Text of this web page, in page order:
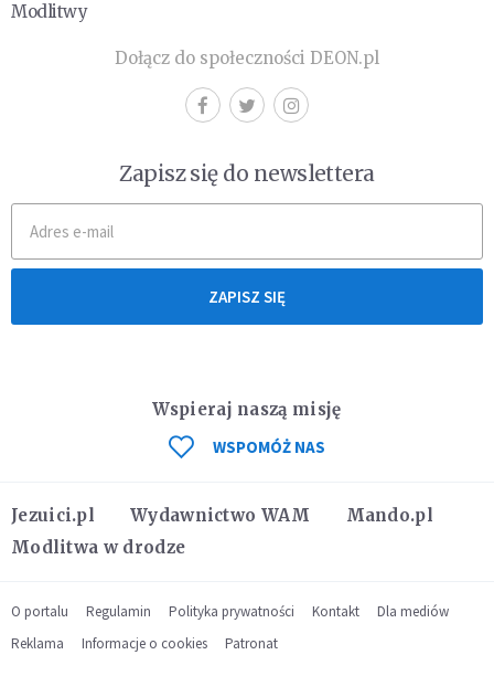
Modlitwy
Dołącz do społeczności DEON.pl
Zapisz się do newslettera
ZAPISZ SIĘ
Jezuici.pl Wydawnictwo WAM
Mando.pl
Modlitwa w drodze
Wspieraj naszą misję
WSPOMÓŻ NAS
O portalu Regulamin Polityka prywatności Kontakt
Dla mediów
Reklama
Informacje o cookies Patronat